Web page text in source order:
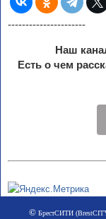
----------------------
Наш
Есть о чем
©БрестСИТИ